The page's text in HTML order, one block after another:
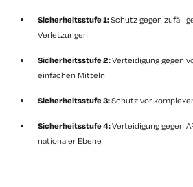
Sicherheitsstufe 1:Schutz gegen
Verletzungen
Sicherheitsstufe 2:Verteidigung gegen
einfachen Mitteln
Sicherheitsstufe 3:Schutz vor
Sicherheitsstufe 4:Verteidigung gegen
nationaler Ebene